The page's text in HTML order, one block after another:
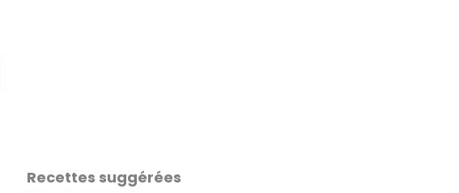
Recettes suggérées